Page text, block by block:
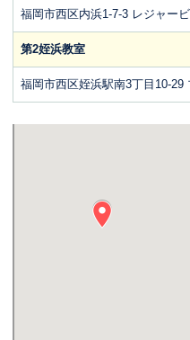
福岡市西区内浜1-7-3 レジャー
第2姪浜教室
福岡市西区姪浜駅南3丁目10-29